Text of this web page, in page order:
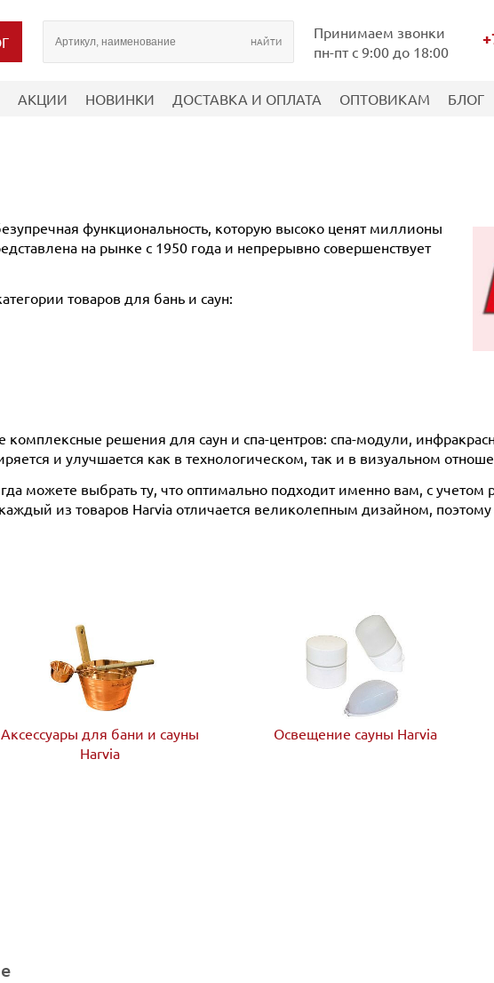
Принимаем звонки
пн-пт с 9:00 до 18:00
АКЦИИ НОВИНКИ ДОСТАВКА И ОПЛАТА ОПТОВИКАМ БЛОГ
функциональность, которую высоко ценят миллионы
на рынке с 1950 года и непрерывно совершенствует
товаров для бань и саун:
комплексные решения для саун и спа-центров: спа-модули,
и улучшается как в технологическом, так и в визуальном
можете выбрать ту, что оптимально подходит именно вам, с
из товаров Harvia отличается великолепным дизайном,
Аксессуары для бани и сауны
Harvia
Освещение сауны Harvia